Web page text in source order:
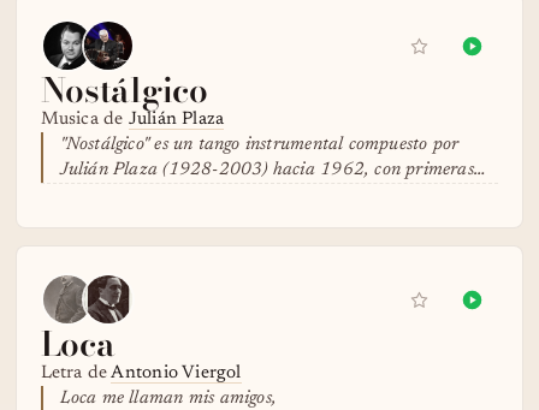
Nostálgico
Musica de Julián Plaza
"Nostálgico" es un tango instrumental compuesto por
Julián Plaza (1928-2003) hacia 1962, con primeras…
Loca
Letra deAntonio Viergol
Loca me llaman mis amigos,